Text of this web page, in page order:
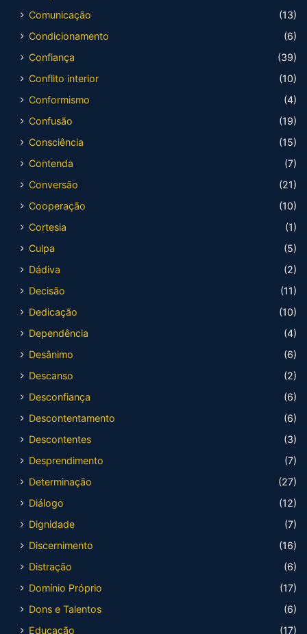
Comunicação
(13)
Condicionamento
(6)
Confiança
(39)
Conflito interior
(10)
Conformismo
(4)
Confusão
(19)
Consciência
(15)
Contenda
(7)
Conversão
(21)
Cooperação
(10)
Cortesia
(1)
Culpa
(5)
Dádiva
(2)
Decisão
(11)
Dedicação
(10)
Dependência
(4)
Desânimo
(6)
Descanso
(2)
Desconfiança
(6)
Descontentamento
(6)
Descontentes
(3)
Desprendimento
(7)
Determinação
(27)
Diálogo
(12)
Dignidade
(7)
Discernimento
(16)
Distração
(6)
Domínio Próprio
(17)
Dons e Talentos
(6)
Educação
(17)